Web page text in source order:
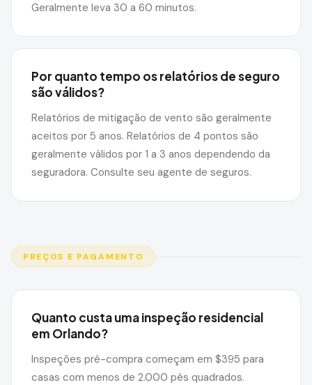
Geralmente leva 30 a 60 minutos.
Por quanto tempo os relatórios de seguro
são válidos?
Relatórios de mitigação de vento são geralmente
aceitos por 5 anos. Relatórios de 4 pontos são
geralmente válidos por 1 a 3 anos dependendo da
seguradora. Consulte seu agente de seguros.
PREÇOS E PAGAMENTO
Quanto custa uma inspeção residencial
em Orlando?
Inspeções pré-compra começam em $395 para
casas com menos de 2.000 pés quadrados.